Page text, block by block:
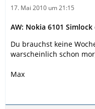
17. Mai 2010 um 21:15
AW: Nokia 6101
Du brauchst keine
warscheinlich schon
Max